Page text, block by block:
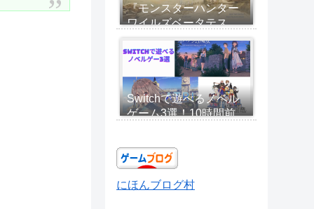
『モンスターハンター
ワイルズベータテス
ト』評価・感想 ベー
タテスト時点でしっか
り感じた進化と若干の
不便さ
Switchで遊べるノベル
ゲーム3選！10時間前
にほんブログ村